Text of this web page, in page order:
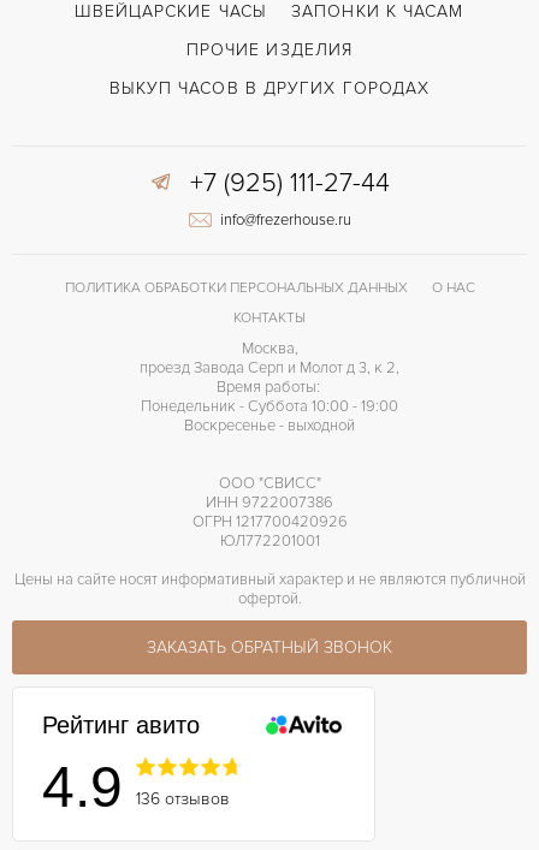
ВОЗМОЖНОСТИ ДОСТАВКИ С документами, С футляром
ЦВЕТ БРАСЛЕТА
ШВЕЙЦАРСКИЕ ЧАСЫ
ЗАПОНКИ К ЧАСАМ
ПРОЧИЕ ИЗДЕЛИЯ
ВЫКУП ЧАСОВ В ДРУГИХ ГОРОДАХ
+7 (925) 111-27-44
info@frezerhouse.ru
ПОЛИТИКА ОБРАБОТКИ ПЕРСОНАЛЬНЫХ ДАННЫХ
О НАС
КОНТАКТЫ
Москва,
проезд Завода Серп и Молот д 3, к 2,
Время работы:
Понедельник - Суббота 10:00 - 19:00
Воскресенье - выходной
ООО "СВИСС"
ИНН 9722007386
ОГРН 1217700420926
ЮЛ772201001
Цены на сайте носят информативный характер и не являются публичной
офертой.
ЗАКАЗАТЬ ОБРАТНЫЙ ЗВОНОК
Рейтинг авито
4.9 136 отзывов